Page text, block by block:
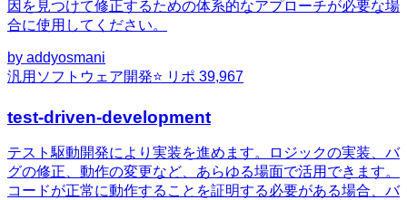
因を見つけて修正するための体系的なアプローチが必要な場
合に使用してください。
by addyosmani
汎用 ソフトウェア開発⭐ リポ 39,967
test-driven-development
テスト駆動開発により実装を進めます。ロジックの実装、バ
グの修正、動作の変更など、あらゆる場面で活用できます。
コードが正常に動作することを証明する必要がある場合、バ